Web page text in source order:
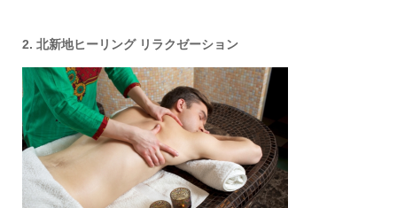
2. 北新地ヒーリング リラクゼーション